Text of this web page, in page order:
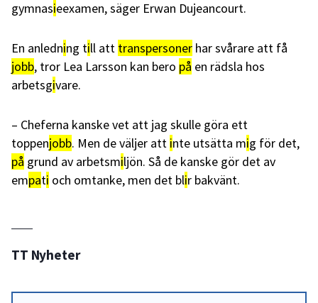
gymnasieexamen, säger Erwan Dujeancourt.
En anledning till att transpersoner har svårare att få
jobb, tror Lea Larsson kan bero på en rädsla hos
arbetsgivare.
– Cheferna kanske vet att jag skulle göra ett
toppenjobb. Men de väljer att inte utsätta mig för det,
på grund av arbetsmiljön. Så de kanske gör det av
empati och omtanke, men det blir bakvänt.
TT Nyheter